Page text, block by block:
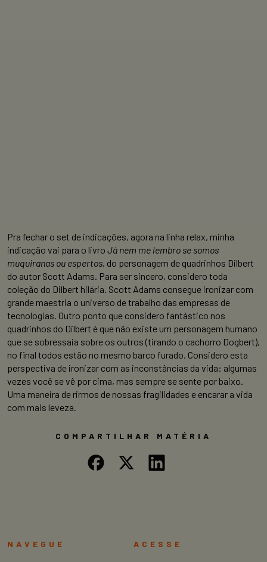
Pra fechar o set de indicações, agora na linha relax, minha
indicação vai para o livro Já nem me lembro se somos
muquiranas ou espertos, do personagem de quadrinhos Dilbert
do autor Scott Adams. Para ser sincero, considero toda
coleção do Dilbert hilária. Scott Adams consegue ironizar com
grande maestria o universo de trabalho das empresas de
tecnologias. Outro ponto que considero fantástico nos
quadrinhos do Dilbert é que não existe um personagem humano
que se sobressaia sobre os outros (tirando o cachorro Dogbert),
no final todos estão no mesmo barco furado. Considero esta
perspectiva de ironizar com as inconstâncias da vida: algumas
vezes você se vê por cima, mas sempre se sente por baixo.
Uma maneira de rirmos de nossas fragilidades e encarar a vida
com mais leveza.
COMPARTILHAR MATÉRIA
NAVEGUE ACESSE